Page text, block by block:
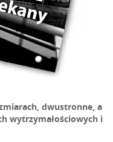
dwustronne, a
wytrzymałościowych i